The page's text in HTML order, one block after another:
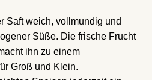
Saft weich, vollmundig und
Süße. Die frische Frucht
ihn zu einem
Groß und Klein.